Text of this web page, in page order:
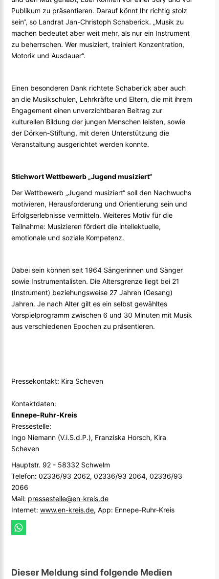
Publikum zu präsentieren. Darauf könnt Ihr richtig stolz
sein“, so Landrat Jan-Christoph Schaberick. „Musik zu
machen bedeutet aber weit mehr, als nur ein Instrument
zu beherrschen. Wer musiziert, trainiert Konzentration,
Motorik und Ausdauer“.
Einen besonderen Dank richtete Schaberick aber auch
an die Musikschulen, Lehrkräfte und Eltern, die mit ihrem
Engagement einen unverzichtbaren Beitrag zur
kulturellen Bildung der jungen Menschen leisten, sowie
der Dörken-Stiftung, mit deren Unterstützung die
Veranstaltung ausgerichtet werden konnte.
Stichwort Wettbewerb „Jugend musiziert“
Der Wettbewerb „Jugend musiziert“ soll den Nachwuchs
motivieren, Herausforderung und Orientierung sein und
Erfolgserlebnisse vermitteln. Weiteres Motiv für die
Teilnahme: Musizieren fördert die intellektuelle,
emotionale und soziale Kompetenz.
Dabei sein können seit 1964 Sängerinnen und Sänger
sowie Instrumentalisten. Die Altersgrenze liegt bei 21
(Instrument) beziehungsweise 27 Jahren (Gesang)
Jahren. Je nach Alter gilt es ein selbst gewähltes
Vorspielprogramm zwischen 6 und 30 Minuten mit Musik
aus verschiedenen Epochen zu präsentieren.
Pressekontakt: Kira Scheven
Kontaktdaten:
Ennepe-Ruhr-Kreis
Pressestelle:
Ingo Niemann (V.i.S.d.P.), Franziska Horsch, Kira
Scheven
Hauptstr. 92 - 58332 Schwelm
Telefon: 02336/93 2062, 02336/93 2064, 02336/93
2066
Mail: pressestelle@en-kreis.de
Internet: www.en-kreis.de, App: Ennepe-Ruhr-Kreis
Dieser Meldung sind folgende Medien